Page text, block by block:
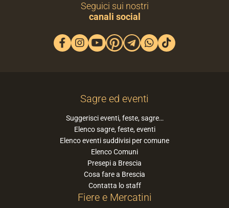
Seguici sui nostri
canali social
Sagre ed eventi
Suggerisci eventi, feste, sagre…
Elenco sagre, feste, eventi
Elenco eventi suddivisi per comune
Elenco Comuni
Presepi a Brescia
Cosa fare a Brescia
Contatta lo staff
Fiere e Mercatini